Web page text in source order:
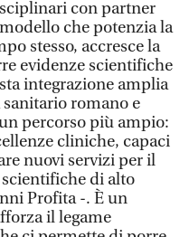
con partner
che potenzia la
stesso, accresce la
evidenze scientifiche
integrazione amplia
romano e
percorso più ampio:
cliniche, capaci
nuovi servizi per il
di alto
Profita -. È un
il legame